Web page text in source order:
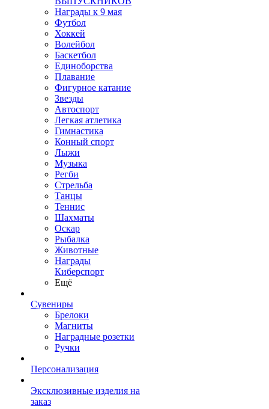
Награды к 9 мая
Футбол
Хоккей
Волейбол
Баскетбол
Единоборства
Плавание
Фигурное катание
Звезды
Автоспорт
Легкая атлетика
Гимнастика
Конный спорт
Лыжи
Музыка
Регби
Стрельба
Танцы
Теннис
Шахматы
Оскар
Рыбалка
Животные
Награды
Киберспорт
Ещё
Сувениры
Брелоки
Магниты
Наградные розетки
Ручки
Персонализация
Эксклюзивные изделия на
заказ